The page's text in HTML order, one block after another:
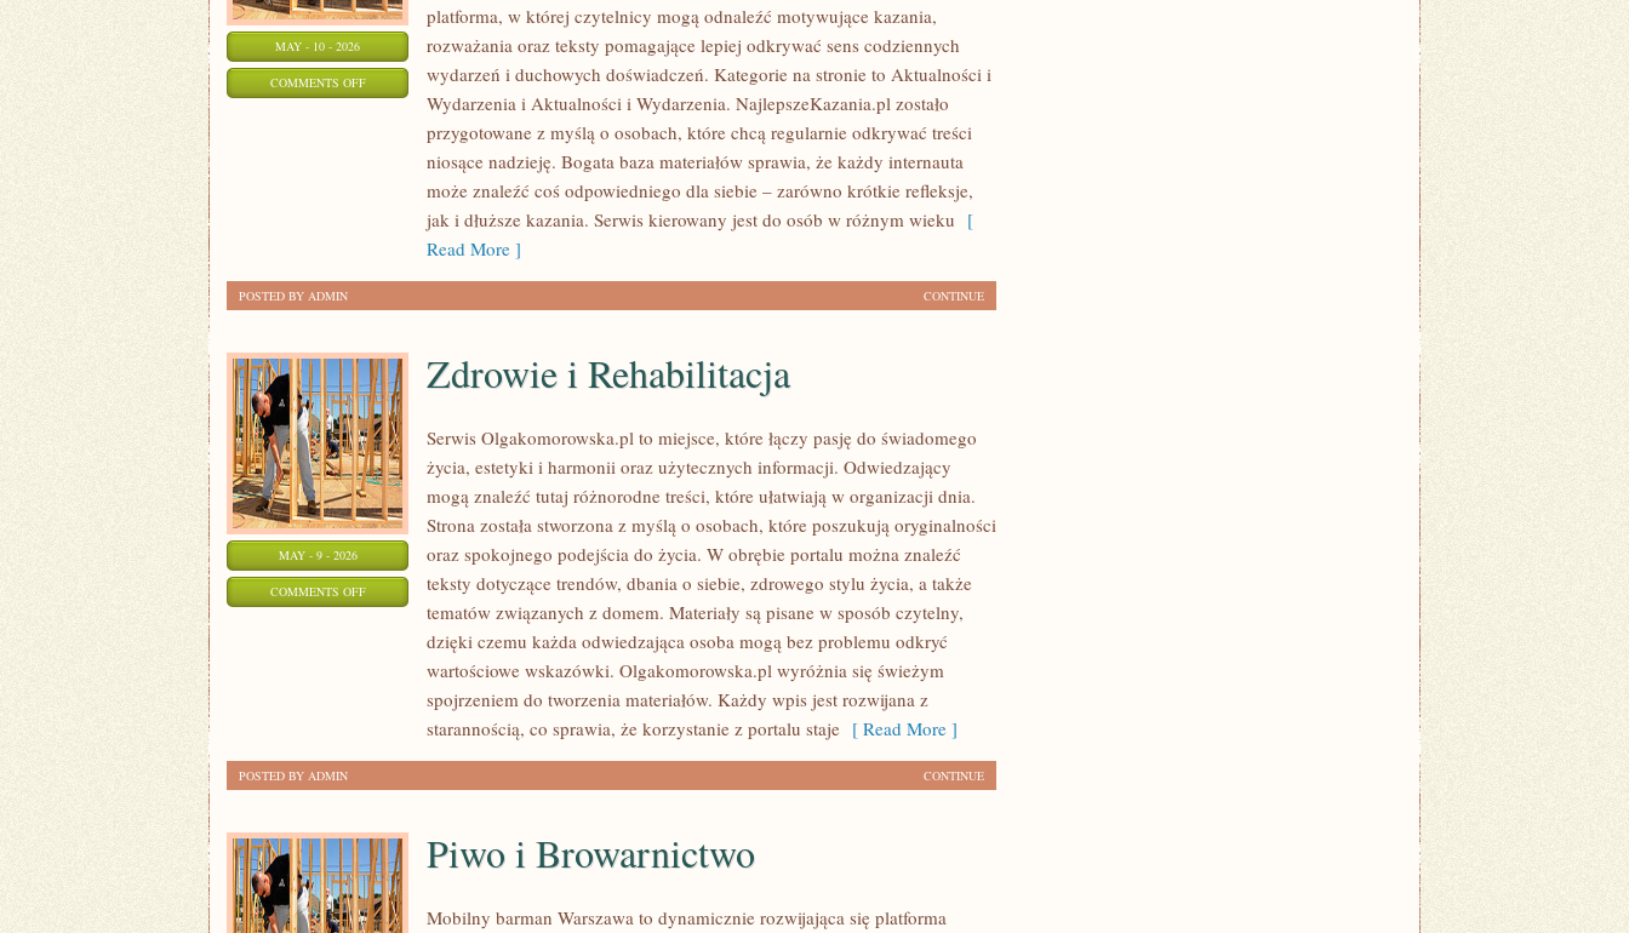
MAY - 10 - 2026
COMMENTS OFFON
UROCZYSTOŚCI
platforma, w której czytelnicy mogą odnaleźć motywujące kazania,
rozważania oraz teksty pomagające lepiej odkrywać sens codziennych
wydarzeń i duchowych doświadczeń. Kategorie na stronie to Aktualności i
Wydarzenia i Aktualności i Wydarzenia. NajlepszeKazania.pl zostało
przygotowane z myślą o osobach, które chcą regularnie odkrywać treści
niosące nadzieję. Bogata baza materiałów sprawia, że każdy internauta
może znaleźć coś odpowiedniego dla siebie – zarówno krótkie refleksje,
jak i dłuższe kazania. Serwis kierowany jest do osób w różnym wieku [
Read More ]
CONTINUE
POSTED BY ADMIN
MAY - 9 - 2026
COMMENTS OFFON
REHABILITACJA
Zdrowie i Rehabilitacja
Serwis Olgakomorowska.pl to miejsce, które łączy pasję do świadomego
życia, estetyki i harmonii oraz użytecznych informacji. Odwiedzający
mogą znaleźć tutaj różnorodne treści, które ułatwiają w organizacji dnia.
Strona została stworzona z myślą o osobach, które poszukują oryginalności
oraz spokojnego podejścia do życia. W obrębie portalu można znaleźć
teksty dotyczące trendów, dbania o siebie, zdrowego stylu życia, a także
tematów związanych z domem. Materiały są pisane w sposób czytelny,
dzięki czemu każda odwiedzająca osoba mogą bez problemu odkryć
wartościowe wskazówki. Olgakomorowska.pl wyróżnia się świeżym
spojrzeniem do tworzenia materiałów. Każdy wpis jest rozwijana z
starannością, co sprawia, że korzystanie z portalu staje [ Read More ]
CONTINUE
POSTED BY ADMIN
Piwo i Browarnictwo
Mobilny barman Warszawa to dynamicznie rozwijająca się platforma